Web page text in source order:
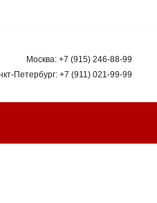
Москва: +7 (915) 246-88-99
Петербург: +7 (911) 021-99-99